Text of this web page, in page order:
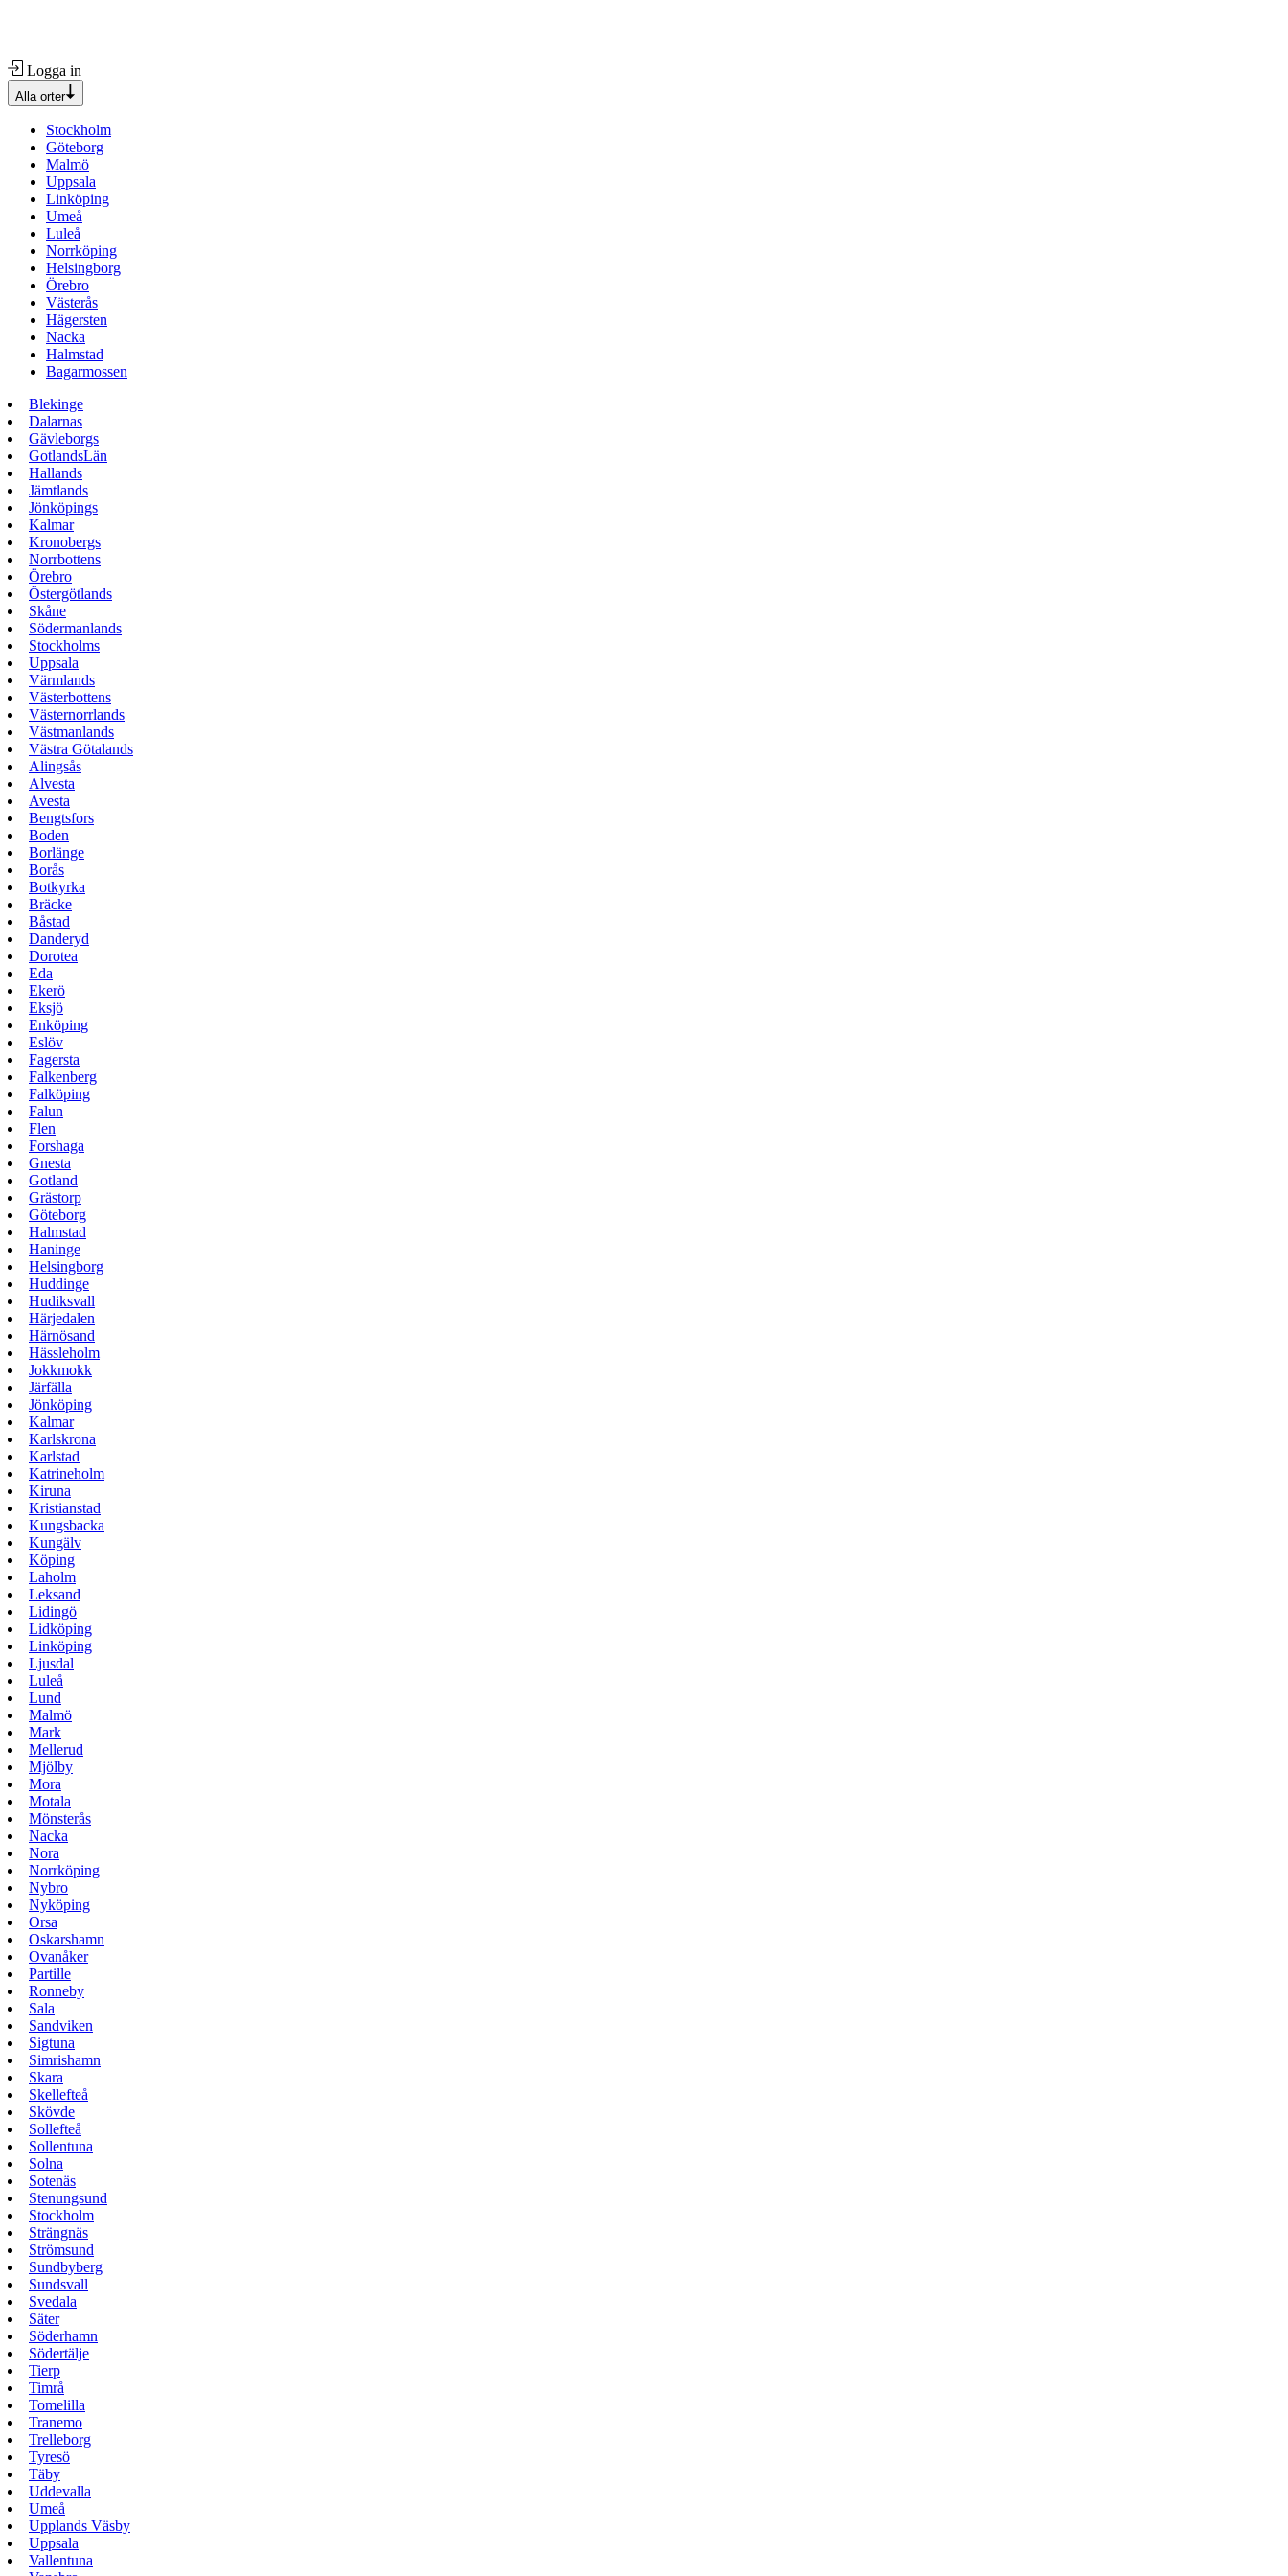
Logga in
Alla orter
Stockholm
Göteborg
Malmö
Uppsala
Linköping
Umeå
Luleå
Norrköping
Helsingborg
Örebro
Västerås
Hägersten
Nacka
Halmstad
Bagarmossen
Blekinge
Dalarnas
Gävleborgs
GotlandsLän
Hallands
Jämtlands
Jönköpings
Kalmar
Kronobergs
Norrbottens
Örebro
Östergötlands
Skåne
Södermanlands
Stockholms
Uppsala
Värmlands
Västerbottens
Västernorrlands
Västmanlands
Västra Götalands
Alingsås
Alvesta
Avesta
Bengtsfors
Boden
Borlänge
Borås
Botkyrka
Bräcke
Båstad
Danderyd
Dorotea
Eda
Ekerö
Eksjö
Enköping
Eslöv
Fagersta
Falkenberg
Falköping
Falun
Flen
Forshaga
Gnesta
Gotland
Grästorp
Göteborg
Halmstad
Haninge
Helsingborg
Huddinge
Hudiksvall
Härjedalen
Härnösand
Hässleholm
Jokkmokk
Järfälla
Jönköping
Kalmar
Karlskrona
Karlstad
Katrineholm
Kiruna
Kristianstad
Kungsbacka
Kungälv
Köping
Laholm
Leksand
Lidingö
Lidköping
Linköping
Ljusdal
Luleå
Lund
Malmö
Mark
Mellerud
Mjölby
Mora
Motala
Mönsterås
Nacka
Nora
Norrköping
Nybro
Nyköping
Orsa
Oskarshamn
Ovanåker
Partille
Ronneby
Sala
Sandviken
Sigtuna
Simrishamn
Skara
Skellefteå
Skövde
Sollefteå
Sollentuna
Solna
Sotenäs
Stenungsund
Stockholm
Strängnäs
Strömsund
Sundbyberg
Sundsvall
Svedala
Säter
Söderhamn
Södertälje
Tierp
Timrå
Tomelilla
Tranemo
Trelleborg
Tyresö
Täby
Uddevalla
Umeå
Upplands Väsby
Uppsala
Vallentuna